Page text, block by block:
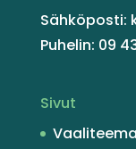
Sähköposti:
Puhelin: 09
Sivut